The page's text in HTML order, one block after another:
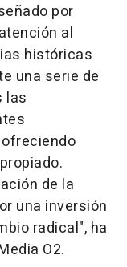
por
al
históricas
una serie de
las
de la
una inversión
radical", ha
O2.